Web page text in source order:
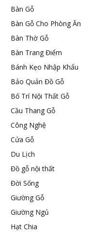
Bàn Gỗ
Bàn Gỗ Cho Phòng Ăn
Bàn Thờ Gỗ
Bàn Trang Điểm
Bánh Kẹo Nhập Khẩu
Bảo Quản Đồ Gỗ
Bố Trí Nội Thất Gỗ
Cầu Thang Gỗ
Công Nghệ
Cửa Gỗ
Du Lịch
Đồ gỗ nội thất
Đời Sống
Giường Gỗ
Giường Ngủ
Hạt Chia